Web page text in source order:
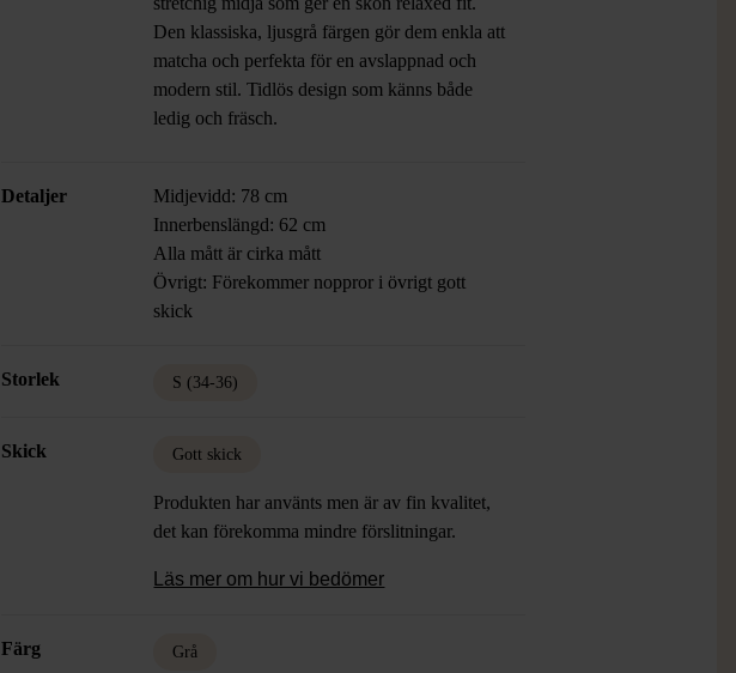
Den klassiska, ljusgrå färgen gör dem enkla att
matcha och perfekta för en avslappnad och
modern stil. Tidlös design som känns både
ledig och fräsch.
Detaljer
Midjevidd: 78 cm
Innerbenslängd: 62 cm
Alla mått är cirka mått
Övrigt: Förekommer noppror i övrigt gott
skick
Storlek S (34-36)
Skick Gott skick
Produkten har använts men är av fin kvalitet,
det kan förekomma mindre förslitningar.
Läs mer om hur vi bedömer
Färg Grå